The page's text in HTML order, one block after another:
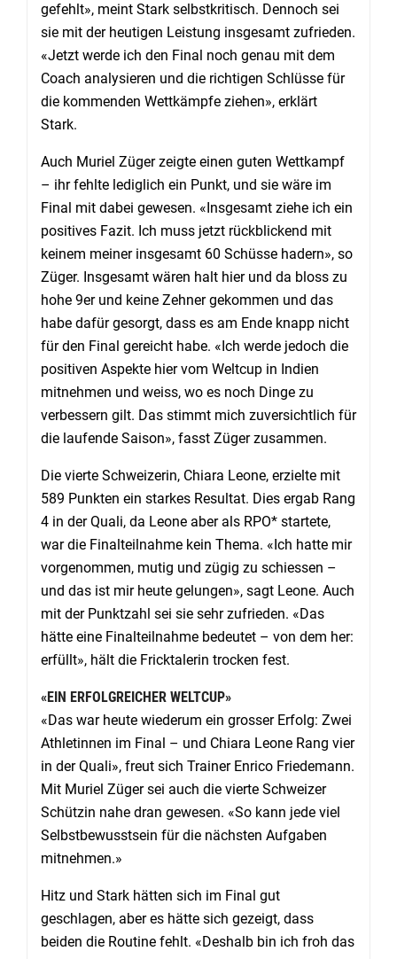
gefehlt», meint Stark selbstkritisch. Dennoch sei
sie mit der heutigen Leistung insgesamt zufrieden.
«Jetzt werde ich den Final noch genau mit dem
Coach analysieren und die richtigen Schlüsse für
die kommenden Wettkämpfe ziehen», erklärt
Stark.
Auch Muriel Züger zeigte einen guten Wettkampf
– ihr fehlte lediglich ein Punkt, und sie wäre im
Final mit dabei gewesen. «Insgesamt ziehe ich ein
positives Fazit. Ich muss jetzt rückblickend mit
keinem meiner insgesamt 60 Schüsse hadern», so
Züger. Insgesamt wären halt hier und da bloss zu
hohe 9er und keine Zehner gekommen und das
habe dafür gesorgt, dass es am Ende knapp nicht
für den Final gereicht habe. «Ich werde jedoch die
positiven Aspekte hier vom Weltcup in Indien
mitnehmen und weiss, wo es noch Dinge zu
verbessern gilt. Das stimmt mich zuversichtlich für
die laufende Saison», fasst Züger zusammen.
Die vierte Schweizerin, Chiara Leone, erzielte mit
589 Punkten ein starkes Resultat. Dies ergab Rang
4 in der Quali, da Leone aber als RPO* startete,
war die Finalteilnahme kein Thema. «Ich hatte mir
vorgenommen, mutig und zügig zu schiessen –
und das ist mir heute gelungen», sagt Leone. Auch
mit der Punktzahl sei sie sehr zufrieden. «Das
hätte eine Finalteilnahme bedeutet – von dem her:
erfüllt», hält die Fricktalerin trocken fest.
«EIN ERFOLGREICHER WELTCUP»
«Das war heute wiederum ein grosser Erfolg: Zwei
Athletinnen im Final – und Chiara Leone Rang vier
in der Quali», freut sich Trainer Enrico Friedemann.
Mit Muriel Züger sei auch die vierte Schweizer
Schützin nahe dran gewesen. «So kann jede viel
Selbstbewusstsein für die nächsten Aufgaben
mitnehmen.»
Hitz und Stark hätten sich im Final gut
geschlagen, aber es hätte sich gezeigt, dass
beiden die Routine fehlt. «Deshalb bin ich froh das